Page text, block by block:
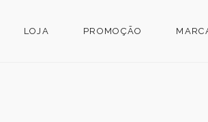
LOJA PROMOÇÃO